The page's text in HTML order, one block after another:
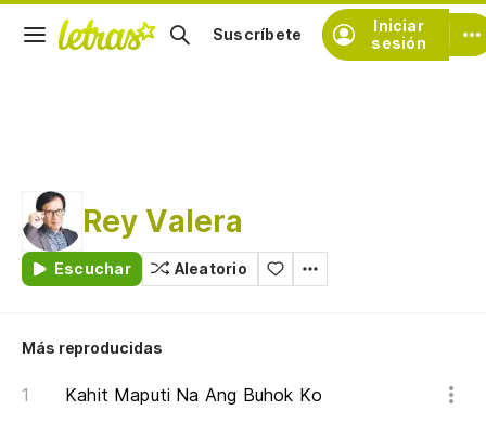
Iniciar
sesión
Suscríbete
Rey Valera
Escuchar Aleatorio
Más reproducidas
Kahit Maputi Na Ang Buhok Ko